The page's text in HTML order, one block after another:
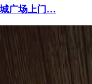
广场上门…